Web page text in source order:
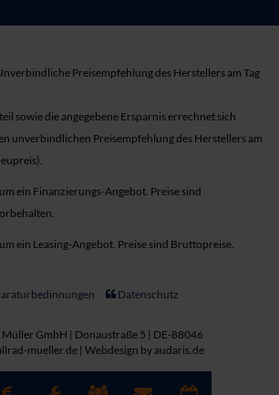
Preisempfehlung des Herstellers am Tag
sowie die angegebene Ersparnis errechnet sich
unverbindlichen Preisempfehlung des Herstellers am
ein Finanzierungs-Angebot. Preise sind
ein Leasing-Angebot. Preise sind Bruttopreise.
Datenschutz
GmbH | Donaustraße 5 | DE-88046
mueller.de | Webdesign by audaris.de